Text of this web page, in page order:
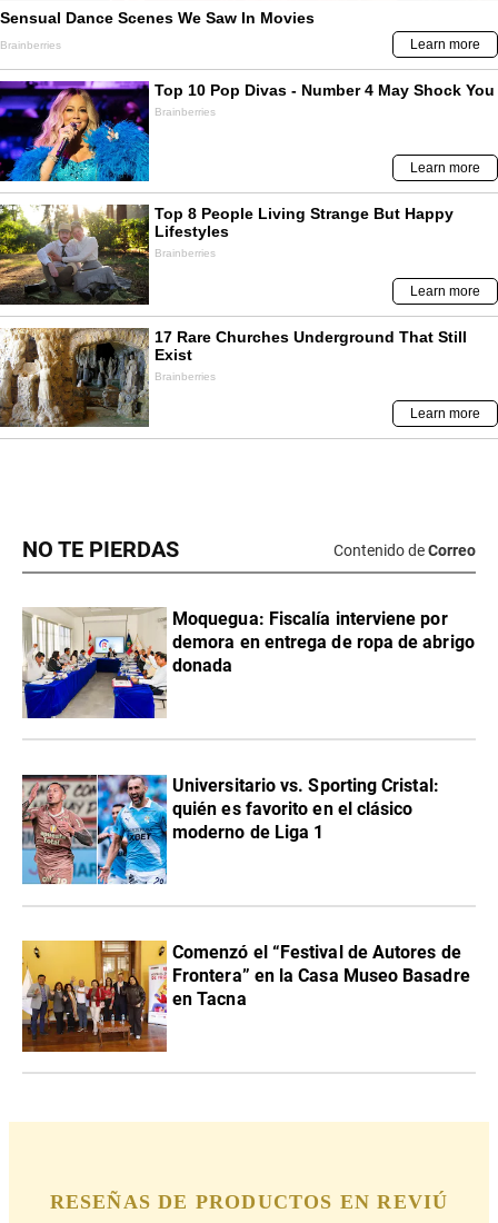
NO TE PIERDAS Contenido deCorreo
Moquegua: Fiscalía interviene por
demora en entrega de ropa de abrigo
donada
Universitario vs. Sporting Cristal:
quién es favorito en el clásico
moderno de Liga 1
Comenzó el “Festival de Autores de
Frontera” en la Casa Museo Basadre
en Tacna